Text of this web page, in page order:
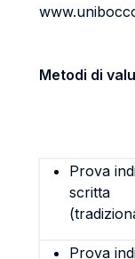
Metodi di
Prova
scritta
Prova